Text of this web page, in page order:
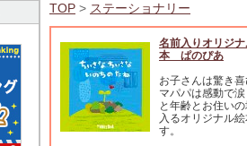
TOP > ステーショナリー
名前入りオリジ
本 ぱのぴあ
お子さんは驚き
マパパは感動で
と年齢とお住い
入るオリジナル
す。